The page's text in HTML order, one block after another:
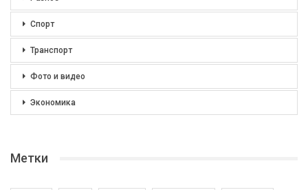
Спорт
Транспорт
Фото и видео
Экономика
Метки